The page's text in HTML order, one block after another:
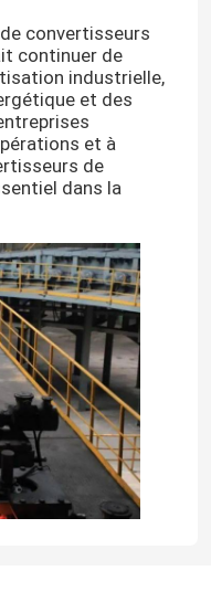
convertisseurs
continuer de
industrielle,
et des
et à
de
dans la